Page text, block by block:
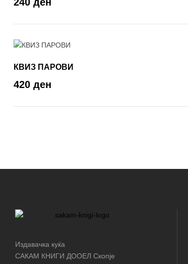
КВИЗ ПАРОВИ
420 ден
Издавачка куќа
САКАМ КНИГИ ДООЕЛ Скопје